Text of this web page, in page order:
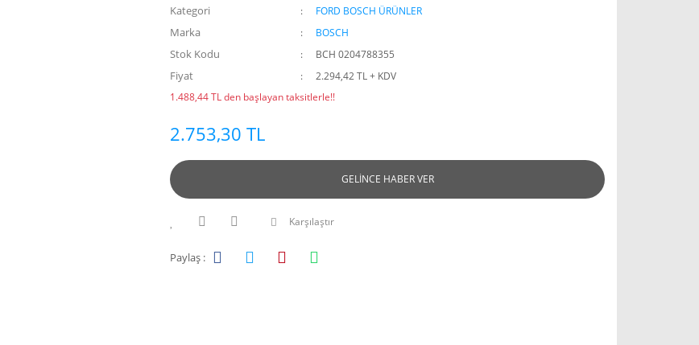
Kategori FORD BOSCH ÜRÜNLER
Marka BOSCH
Stok Kodu BCH 0204788355
Fiyat
2.294,42 TL + KDV
1.488,44 TL den başlayan taksitlerle!!
2.753,30 TL
GELİNCE HABER VER
Karşılaştır
Paylaş :